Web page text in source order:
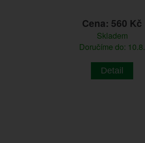
Cena: 560 Kč
Skladem
Doručíme do: 10.8.
Detail